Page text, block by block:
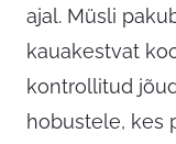
ajal. Müsli
kauakestvat
kontrollitud
hobustele, kes